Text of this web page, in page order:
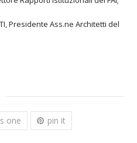
Ass.ne Architetti del
one pin it